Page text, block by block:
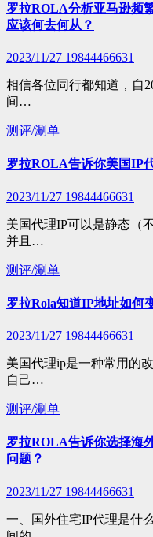
罗拉ROLA分析亚马逊频
应该何去何从？
2023/11/27 19844466631
相信各位同行都知道，自
间…
测评/涮单
罗拉ROLA告诉你美国IP
2023/11/27 19844466631
美国代理IP可以是静态（
并且…
测评/涮单
罗拉Rola知道IP地址如何
2023/11/27 19844466631
美国代理ip是一种常用的
自己…
测评/涮单
罗拉ROLA告诉你选择海
问题？
2023/11/27 19844466631
一、国外住宅IP代理是什